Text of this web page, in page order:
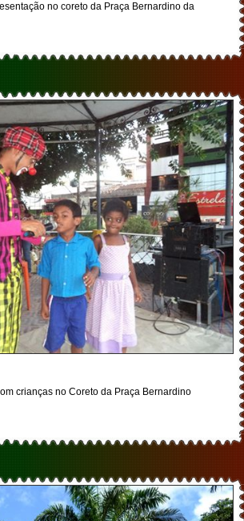
no coreto da Praça Bernardino da
crianças no Coreto da Praça Bernardino